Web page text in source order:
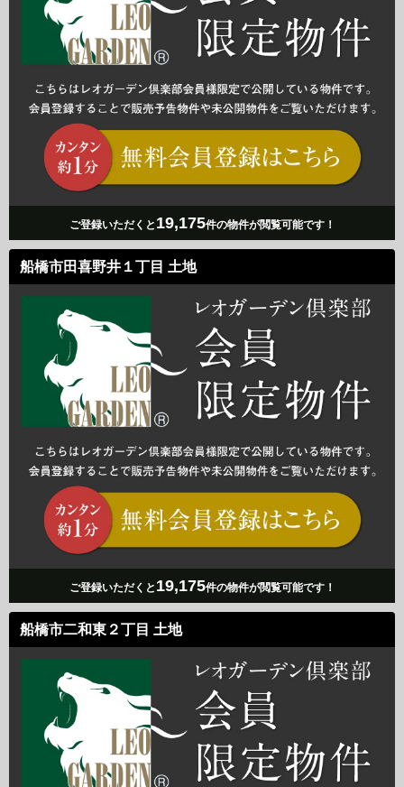
ご登録いただくと 19,175件の物件が閲覧可能です！
船橋市田喜野井１丁目 土地
ご登録いただくと 19,175件の物件が閲覧可能です！
船橋市二和東２丁目 土地